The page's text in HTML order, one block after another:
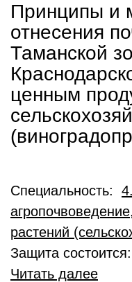
Принципы и
отнесения
Таманской
ценным
Специальность:
растений
Защита
Читать далее